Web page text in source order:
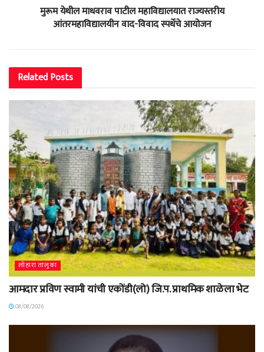
मुरूम येथील माधवराव पाटील महाविद्यालयात राज्यस्तरीय
आंतरमहाविद्यालयीन वाद-विवाद स्पर्धेचे आयोजन
RelatedPosts
लोहारा तालुका
आमदार प्रविण स्वामी यांची एकोंडी(लो) जि.प. प्राथमिक शाळेला भेट
08/08/2026